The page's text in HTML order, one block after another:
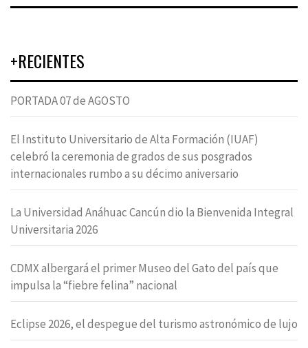
+RECIENTES
PORTADA 07 de AGOSTO
El Instituto Universitario de Alta Formación (IUAF)
celebró la ceremonia de grados de sus posgrados
internacionales rumbo a su décimo aniversario
La Universidad Anáhuac Cancún dio la Bienvenida Integral
Universitaria 2026
CDMX albergará el primer Museo del Gato del país que
impulsa la “fiebre felina” nacional
Eclipse 2026, el despegue del turismo astronómico de lujo